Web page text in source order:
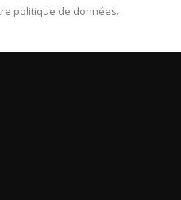
politique de données.